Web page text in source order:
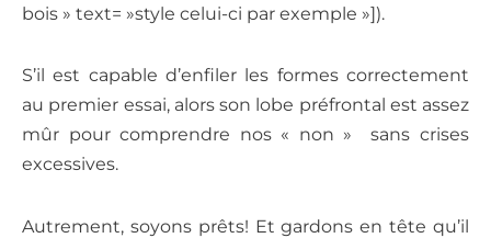
bois » text= »style celui-ci par exemple »]).
S’il est capable d’enfiler les formes correctement
au premier essai, alors son lobe préfrontal est assez
mûr pour comprendre nos « non » sans crises
excessives.
Autrement, soyons prêts! Et gardons en tête qu’il